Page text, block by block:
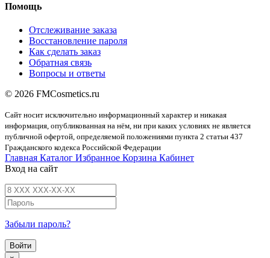
Помощь
Отслеживание заказа
Восстановление пароля
Как сделать заказ
Обратная связь
Вопросы и ответы
© 2026 FMCosmetics.ru
Сайт носит исключительно информационный характер и никакая
информация, опубликованная на нём, ни при каких условиях не является
публичной офертой, определяемой положениями пункта 2 статьи 437
Гражданского кодекса Российской Федерации
Главная Каталог Избранное Корзина Кабинет
Вход на сайт
Забыли пароль?
Войти